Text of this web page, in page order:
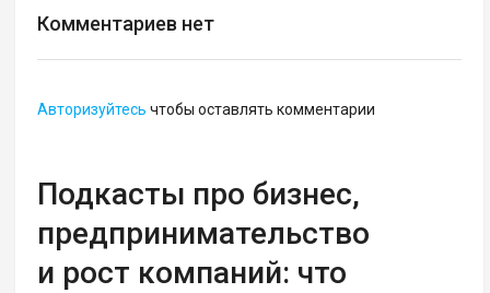
Комментариев нет
Авторизуйтесь чтобы оставлять комментарии
Подкасты про бизнес,
предпринимательство
и рост компаний: что